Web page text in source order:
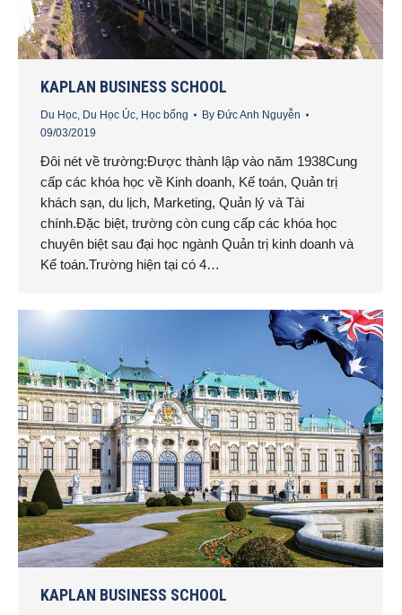
KAPLAN BUSINESS SCHOOL
Du Học Du Học Úc Học bổng By Đức Anh Nguyễn
09/03/2019
Đôi nét về trường:Được thành lập vào năm 1938Cung
cấp các khóa học về Kinh doanh, Kế toán, Quản trị
khách sạn, du lịch, Marketing, Quản lý và Tài
chính.Đặc biệt, trường còn cung cấp các khóa học
chuyên biệt sau đại học ngành Quản trị kinh doanh và
Kế toán.Trường hiện tại có 4…
KAPLAN BUSINESS SCHOOL